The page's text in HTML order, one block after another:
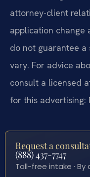
attorney-client
application change
do not guarantee a
vary. For advice
consult a licensed
for this advertising:
Request a
(888) 437-7747
Toll-free intake · By